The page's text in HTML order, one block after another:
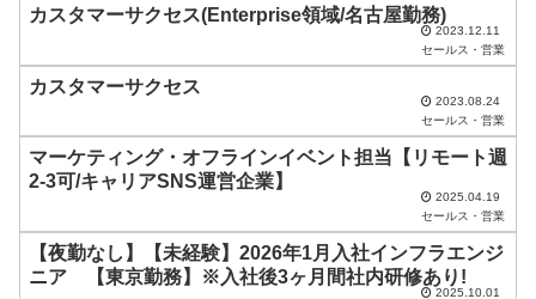
ド
空
ま
て
カスタマーサクセス(Enterprise領域/名古屋勤務)
2023.12.11
セールス・営業
カスタマーサクセス
2023.08.24
セールス・営業
マーケティング・オフラインイベント担当【リモート週
2-3可/キャリアSNS運営企業】
2025.04.19
セールス・営業
【夜勤なし】【未経験】2026年1月入社インフラエンジ
ニア 【東京勤務】※入社後3ヶ月間社内研修あり!
2025.10.01